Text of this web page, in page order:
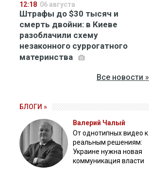
12:18 06 августа
Штрафы до $30 тысяч и
смерть двойни: в Киеве
разоблачили схему
незаконного суррогатного
материнства
Все новости »
БЛОГИ »
Валерий Чалый
От однотипных видео к
реальным решениям:
Украине нужна новая
коммуникация власти